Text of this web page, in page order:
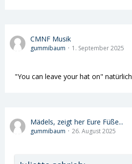
CMNF Musik
gummibaum 1. September 2025
"You can leave your hat on" natürlich
Mädels, zeigt her Eure Füße...
gummibaum 26. August 2025